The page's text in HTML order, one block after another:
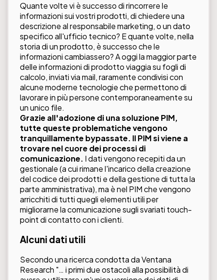
Quante volte vi è successo di rincorrere le
informazioni sui vostri prodotti, di chiedere una
descrizione al responsabile marketing, o un dato
specifico all'ufficio tecnico? E quante volte, nella
storia di un prodotto, è successo che le
informazioni cambiassero? A oggi la maggior parte
delle informazioni di prodotto viaggia su fogli di
calcolo, inviati via mail, raramente condivisi con
alcune moderne tecnologie che permettono di
lavorare in più persone contemporaneamente su
un unico file.
Grazie all'adozione di una soluzione PIM,
tutte queste problematiche vengono
tranquillamente bypassate. Il PIM si viene a
trovare nel cuore dei processi di
comunicazione. I dati vengono recepiti da un
gestionale (a cui rimane l'incarico della creazione
del codice dei prodotti e della gestione di tutta la
parte amministrativa), ma è nel PIM che vengono
arricchiti di tutti quegli elementi utili per
migliorarne la comunicazione sugli svariati touch-
point di contatto con i clienti.
Alcuni dati utili
Secondo una ricerca condotta daVentana
Research "… i primi due ostacoli alla possibilità di